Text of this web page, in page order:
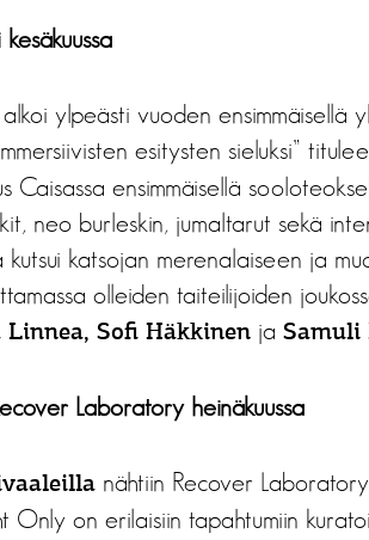
ylpeästi vuoden ensimmäisellä
esitysten sieluksi”
Caisassa ensimmäisellä
neo burleskin, jumaltarut sekä
kutsui katsojan merenalaiseen ja
olleiden taiteilijoiden
Sofi Häkkinen ja Samuli
Laboratory heinäkuussa
nähtiin Recover
Only on erilaisiin tapahtumiin